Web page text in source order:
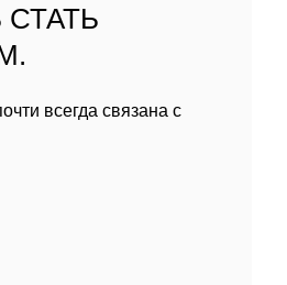
всегда связана с